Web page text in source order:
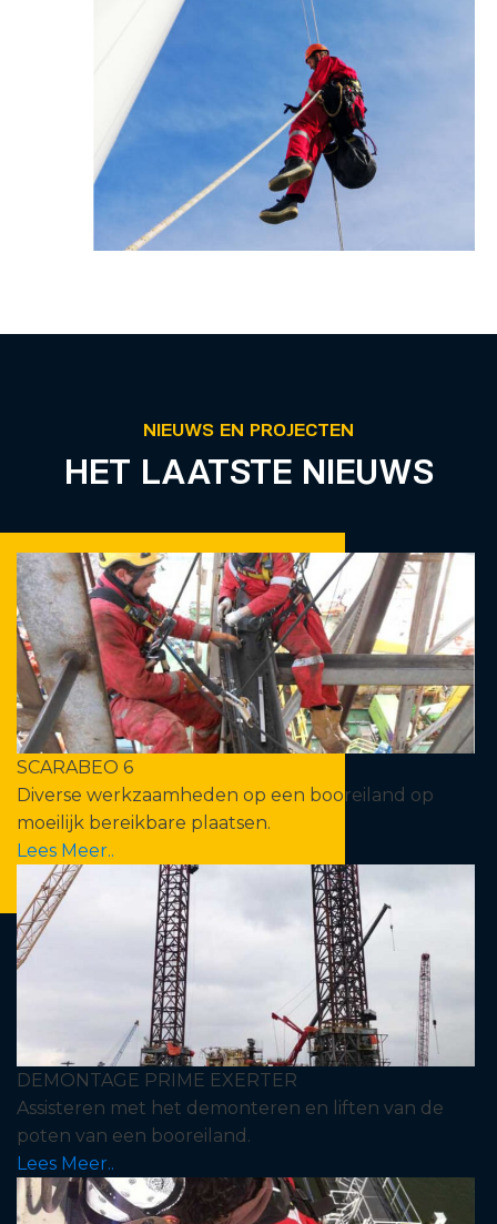
NIEUWS EN PROJECTEN
HET LAATSTE NIEUWS
SCARABEO 6
Diverse werkzaamheden op een booreiland op
moeilijk bereikbare plaatsen.
Lees Meer..
DEMONTAGE PRIME EXERTER
Assisteren met het demonteren en liften van de
poten van een booreiland.
Lees Meer..